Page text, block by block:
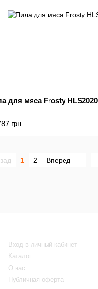
для мяса Frosty HLS2020
грн
1 2 Вперед
Вход в личный кабинет
Каталог
О нас
Публичная оферта